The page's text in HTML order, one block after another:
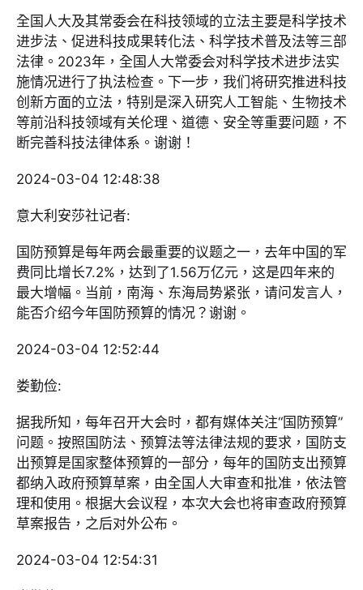
全国人大及其常委会在科技领域的立法主要是科学技术
进步法、促进科技成果转化法、科学技术普及法等三部
法律。2023年，全国人大常委会对科学技术进步法实
施情况进行了执法检查。下一步，我们将研究推进科技
创新方面的立法，特别是深入研究人工智能、生物技术
等前沿科技领域有关伦理、道德、安全等重要问题，不
断完善科技法律体系。谢谢！
2024-03-04 12:48:38
意大利安莎社记者:
国防预算是每年两会最重要的议题之一，去年中国的军
费同比增长7.2%，达到了1.56万亿元，这是四年来的
最大增幅。当前，南海、东海局势紧张，请问发言人，
能否介绍今年国防预算的情况？谢谢。
2024-03-04 12:52:44
娄勤俭:
据我所知，每年召开大会时，都有媒体关注“国防预算”
问题。按照国防法、预算法等法律法规的要求，国防支
出预算是国家整体预算的一部分，每年的国防支出预算
都纳入政府预算草案，由全国人大审查和批准，依法管
理和使用。根据大会议程，本次大会也将审查政府预算
草案报告，之后对外公布。
2024-03-04 12:54:31